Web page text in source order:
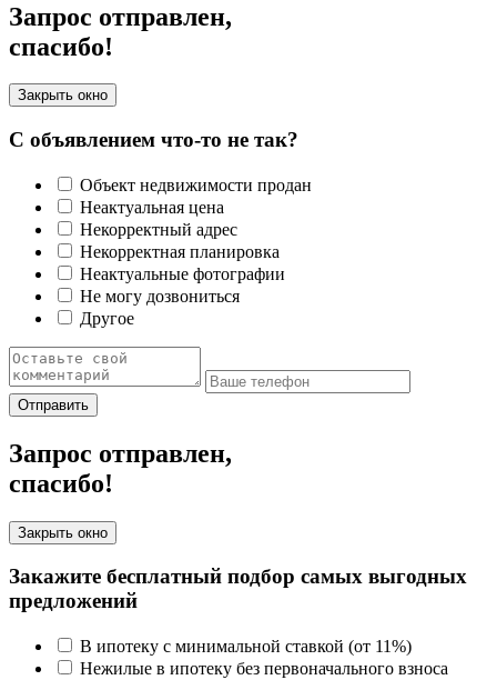
Запрос отправлен,
спасибо!
Закрыть окно
С объявлением что-то не так?
Объект недвижимости продан
Неактуальная цена
Некорректный адрес
Некорректная планировка
Неактуальные фотографии
Не могу дозвониться
Другое
Отправить
Запрос отправлен,
спасибо!
Закрыть окно
Закажите бесплатный подбор самых выгодных
предложений
В ипотеку с минимальной ставкой (от 11%)
Нежилые в ипотеку без первоначального взноса